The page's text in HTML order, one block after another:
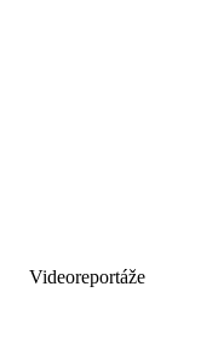
Videoreportáže